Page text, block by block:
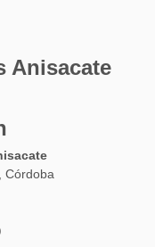
Anisacate
Córdoba